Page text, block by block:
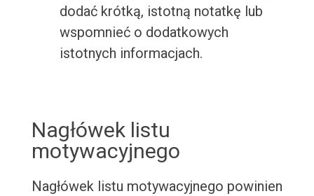
dodać krótką, istotną notatkę lub
wspomnieć o dodatkowych
istotnych informacjach.
Nagłówek listu
motywacyjnego
Nagłówek listu motywacyjnego powinien